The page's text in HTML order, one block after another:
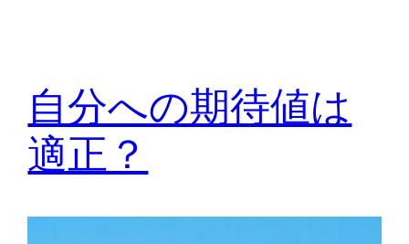
自分への期待値は
適正？